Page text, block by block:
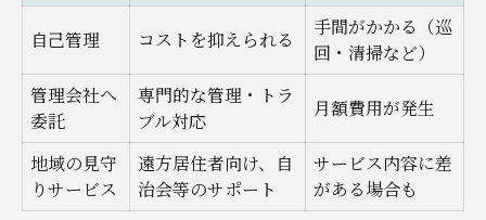
自己管理 コストを抑えられる
手間がかかる（巡
回・清掃など）
管理会社へ
委託
専門的な管理・トラ
ブル対応
月額費用が発生
地域の見守
りサービス
遠方居住者向け、自
治会等のサポート
サービス内容に差
がある場合も